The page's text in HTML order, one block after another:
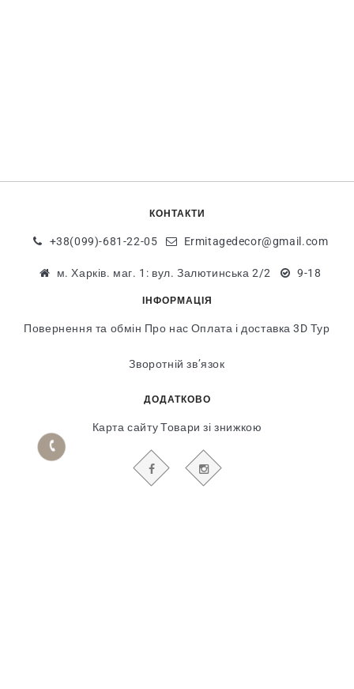
КОНТАКТИ
+38(099)-681-22-05 Ermitagedecor@gmail.com
м. Харків. маг. 1: вул. Залютинська 2/2 9-18
ІНФОРМАЦІЯ
Повернення та обмін Про нас Оплата і доставка 3D Тур
Зворотній зв’язок
ДОДАТКОВО
Карта сайту Товари зі знижкою